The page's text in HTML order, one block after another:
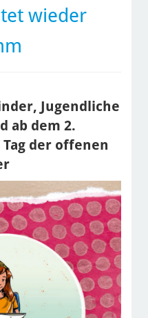
wieder
Jugendliche
ab dem 2.
der offenen